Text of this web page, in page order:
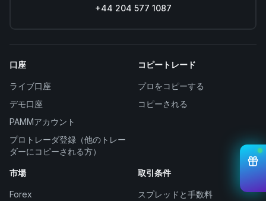
+44 204 577 1087
口座
ライブ口座
デモ口座
PAMMアカウント
プロトレーダ登録（他のトレー
ダーにコピーされる方）
コピートレード
プロをコピーする
コピーされる
市場
Forex
取引条件
スプレッドと手数料